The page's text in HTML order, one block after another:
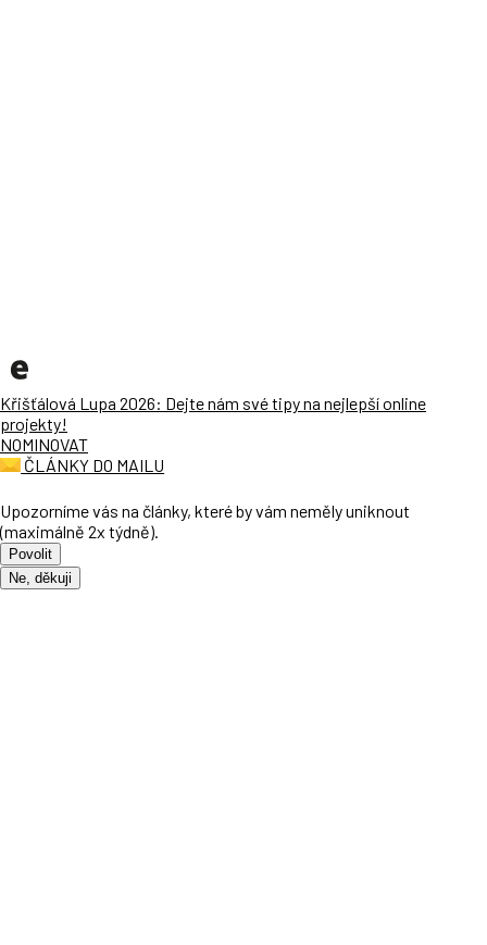
Křišťálová Lupa 2026: Dejte nám své tipy na nejlepší online
projekty!
NOMINOVAT
ČLÁNKY DO MAILU
Upozorníme vás na články, které by vám neměly uniknout
(maximálně 2x týdně).
Povolit
Ne, děkuji